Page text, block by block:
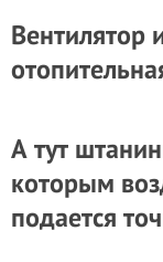
Вентилятор
А тут
которым
подается